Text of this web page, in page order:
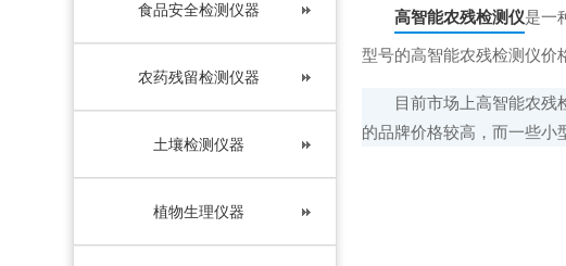
食品安全检测仪器
农药残留检测仪器
土壤检测仪器
植物生理仪器
高智能农残检测仪是一
型号的高智能农残检测仪价
目前市场上高智能农残检
的品牌价格较高，而一些小